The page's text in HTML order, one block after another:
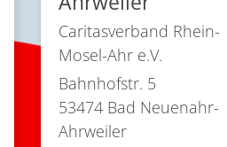
Caritasverband Rhein-
Mosel-Ahr e.V.
Bahnhofstr. 5
53474 Bad Neuenahr-
Ahrweiler